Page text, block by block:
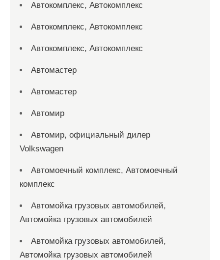
Автокомплекс, Автокомплекс
Автокомплекс, Автокомплекс
Автокомплекс, Автокомплекс
Автомастер
Автомастер
Автомир
Автомир, официальный дилер
Volkswagen
Автомоечный комплекс, Автомоечный
комплекс
Автомойка грузовых автомобилей,
Автомойка грузовых автомобилей
Автомойка грузовых автомобилей,
Автомойка грузовых автомобилей